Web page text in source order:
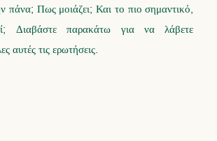
πάνα; Πως μοιάζει; Και το πιο σημαντικό,
Διαβάστε παρακάτω για να λάβετε
αυτές τις ερωτήσεις.